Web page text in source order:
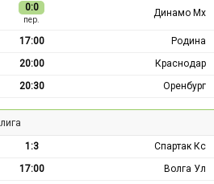
0:0
пер.
Динамо Мх
17:00
Родина
20:00
Краснодар
20:30 Оренбург
1:3
Спартак Кс
17:00
Волга Ул